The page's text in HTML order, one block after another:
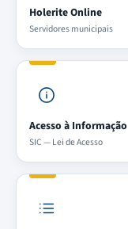
Holerite Online
Servidores municipais
Acesso à Informação
SIC — Lei de Acesso